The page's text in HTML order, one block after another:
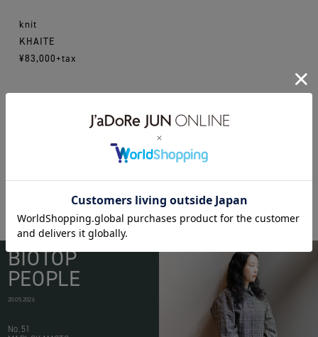
knit
KHAITE
¥83,000+tax
WEAR
BIOTOP
PEOPLE
20.05.2026
No.51